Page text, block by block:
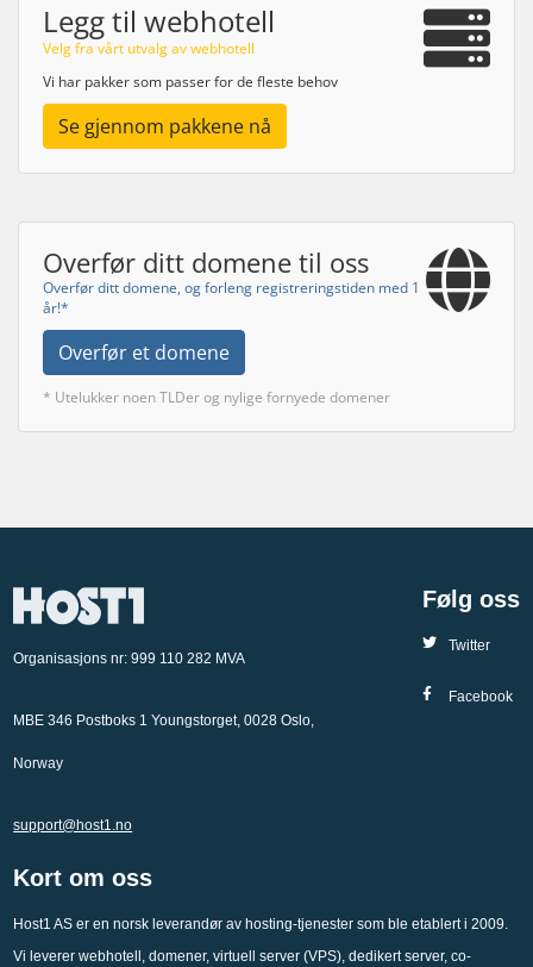
Legg til webhotell
Velg fra vårt utvalg av webhotell
Vi har pakker som passer for de fleste behov
Se gjennom pakkene nå
Overfør ditt domene til oss
Overfør ditt domene, og forleng registreringstiden med 1
år!*
Overfør et domene
* Utelukker noen TLDer og nylige fornyede domener
Organisasjons nr: 999 110 282 MVA
MBE 346 Postboks 1 Youngstorget, 0028 Oslo,
Norway
support@host1.no
Følg oss
Twitter
Facebook
Kort om oss
Host1 AS er en norsk leverandør av hosting-tjenester som ble etablert i 2009.
Vi leverer webhotell, domener, virtuell server (VPS), dedikert server, co-